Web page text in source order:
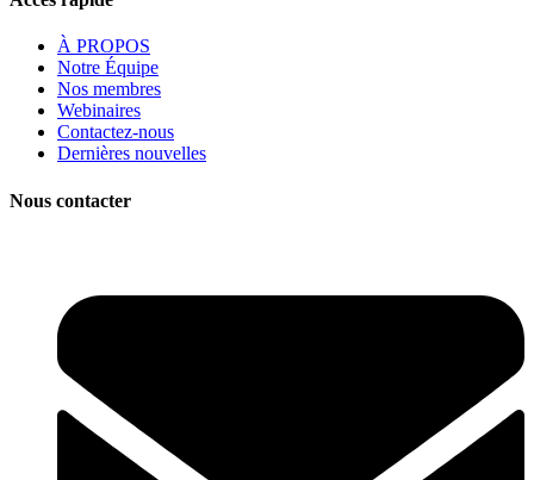
À PROPOS
Notre Équipe
Nos membres
Webinaires
Contactez-nous
Dernières nouvelles
Nous contacter